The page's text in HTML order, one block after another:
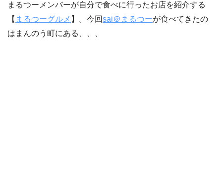
まるつーメンバーが自分で食べに行ったお店を紹介する
【 まるつーグルメ 】。今回sai＠まるつーが食べてきたの
はまんのう町にある、、、